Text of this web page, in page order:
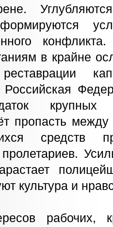
в крайне
крупных
пропасть
средств
культура и
рабочих,